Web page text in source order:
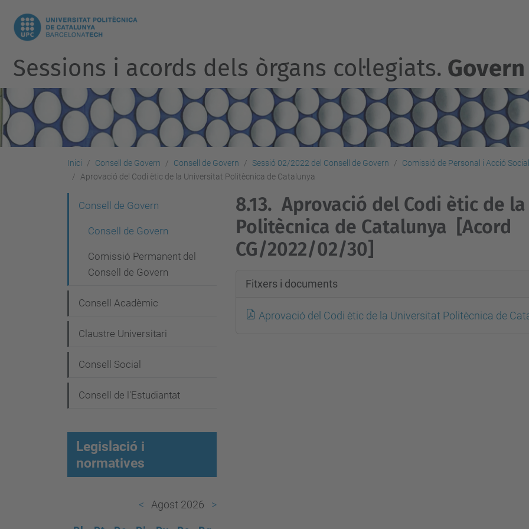
Sessions i acords dels òrgans col·legiats. Govern
Inici Consell de Govern Consell de Govern Sessió 02/2022 del Consell de Govern
Comissió de Personal i Acció Social
Aprovació del Codi ètic de la Universitat Politècnica de Catalunya
8.13. Aprovació del Codi ètic de
Politècnica de Catalunya
[Acord
CG/2022/02/30]
Fitxers i documents
Aprovació del Codi ètic de la Universitat Politècnica de
g
c
i
Consell de Govern
Consell de Govern
Comissió Permanent del
Consell de Govern
Consell Acadèmic
Claustre Universitari
Consell Social
Consell de l'Estudiantat
Legislació i
normatives
Agost 2026